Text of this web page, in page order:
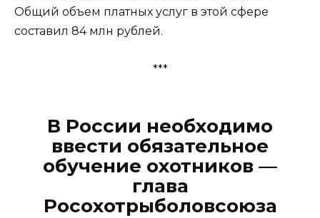
Общий объем платных услуг в этой сфере
составил 84 млн рублей.
***
В России необходимо
ввести обязательное
обучение охотников —
глава
Росохотрыболовсоюза